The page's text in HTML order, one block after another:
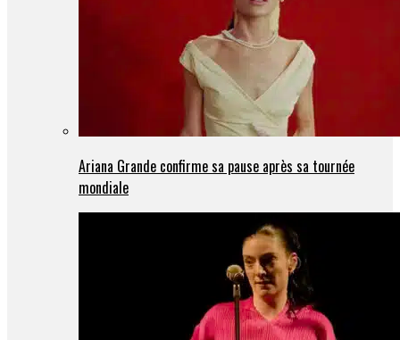
Ariana Grande confirme sa pause après sa tournée
mondiale